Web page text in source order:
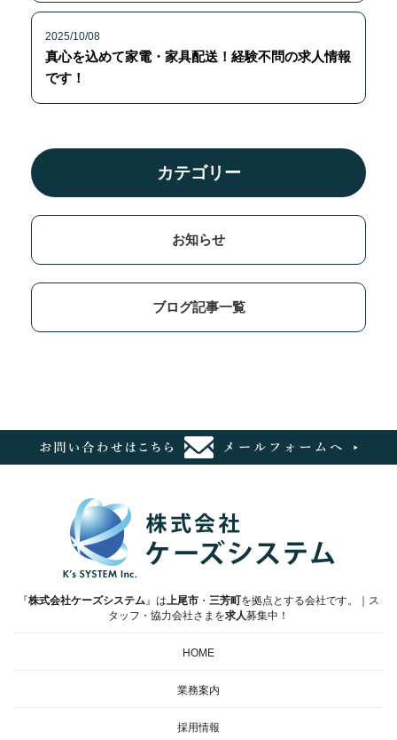
2025/10/08
真心を込めて家電・家具配送！経験不問の求人情報
です！
カテゴリー
お知らせ
ブログ記事一覧
『株式会社ケーズシステム』は上尾市 ・ 三芳町を拠点とする会社です。｜ス
タッフ・協力会社さまを求人募集中！
HOME
業務案内
採用情報